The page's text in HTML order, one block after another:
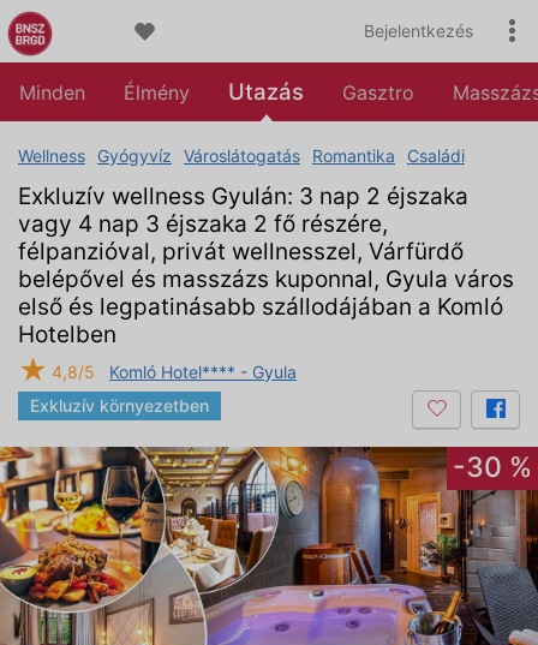
Bejelentkezés
Minden Élmény Utazás Gasztro
Wellness Gyógyvíz Városlátogatás Romantika Családi
Exkluzív wellness Gyulán: 3 nap 2 éjszaka
vagy 4 nap 3 éjszaka 2 fő részére,
félpanzióval, privát wellnesszel, Várfürdő
belépővel és masszázs kuponnal, Gyula város
első és legpatinásabb szállodájában a Komló
Hotelben
★ 4,8/5
Komló Hotel**** - Gyula
Exkluzív környezetben
-30 %